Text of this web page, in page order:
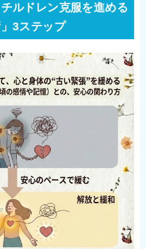
ルドレン克服を進める
3ステップ